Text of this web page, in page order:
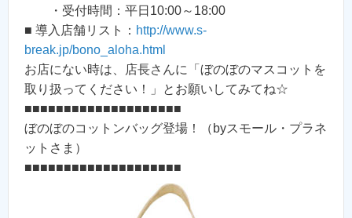
・受付時間：平日10:00～18:00
■ 導入店舗リスト： http://www.s-
break.jp/bono_aloha.html
お店にない時は、店長さんに「ぼのぼのマスコットを
取り扱ってください！」とお願いしてみてね☆
■■■■■■■■■■■■■■■■■■■■
ぼのぼのコットンバッグ登場！（byスモール・プラネ
ットさま）
■■■■■■■■■■■■■■■■■■■■